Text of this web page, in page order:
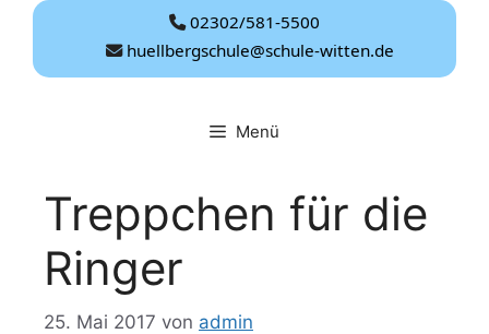
Zum
springen
02302/581-5500
huellbergschule@schule-witten.de
Menü
Treppchen für die
Ringer
25. Mai 2017 von admin